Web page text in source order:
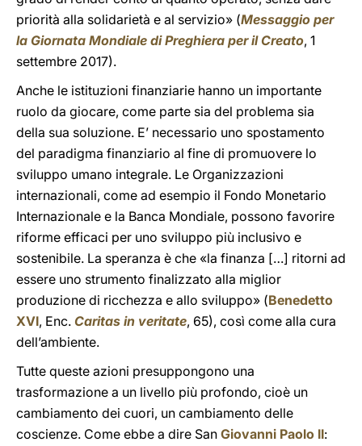
priorità alla solidarietà e al servizio» (Messaggio per
la Giornata Mondiale di Preghiera per il Creato, 1
settembre 2017).
Anche le istituzioni finanziarie hanno un importante
ruolo da giocare, come parte sia del problema sia
della sua soluzione. E’ necessario uno spostamento
del paradigma finanziario al fine di promuovere lo
sviluppo umano integrale. Le Organizzazioni
internazionali, come ad esempio il Fondo Monetario
Internazionale e la Banca Mondiale, possono favorire
riforme efficaci per uno sviluppo più inclusivo e
sostenibile. La speranza è che «la finanza […] ritorni ad
essere uno strumento finalizzato alla miglior
produzione di ricchezza e allo sviluppo» (Benedetto
XVI, Enc. Caritas in veritate, 65), così come alla cura
dell’ambiente.
Tutte queste azioni presuppongono una
trasformazione a un livello più profondo, cioè un
cambiamento dei cuori, un cambiamento delle
coscienze. Come ebbe a dire San Giovanni Paolo II: